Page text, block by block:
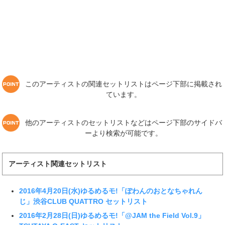
このアーティストの関連セットリストはページ下部に掲載され
ています。
他のアーティストのセットリストなどはページ下部のサイドバ
ーより検索が可能です。
アーティスト関連セットリスト
2016年4月20日(水)ゆるめるモ!「ぽわんのおとなちゃれん
じ」渋谷CLUB QUATTRO セットリスト
2016年2月28日(日)ゆるめるモ!「@JAM the Field Vol.9」